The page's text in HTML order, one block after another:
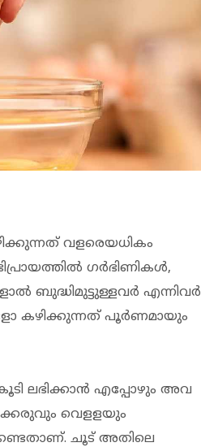
വളരെയധികം
ഗര്‍ഭിണികള്‍,
ബുദ്ധിമുട്ടുള്ളവര്‍ എന്നിവര്‍
കഴിക്കുന്നത് പൂര്‍ണമായും
ലഭിക്കാന്‍ എപ്പോഴും അവ
വെളളയും
ചൂട് അതിലെ